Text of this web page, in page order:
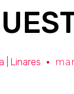
| Linares